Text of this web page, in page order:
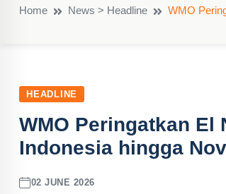
Home News > Headline WMO
HEADLINE
WMO Peringatkan
Indonesia hingga
02 JUNE 2026